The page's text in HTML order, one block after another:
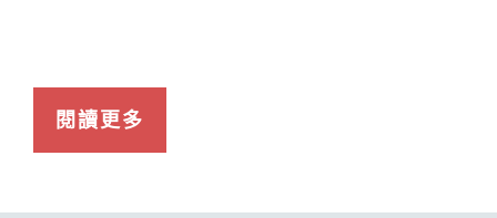
閱讀更多